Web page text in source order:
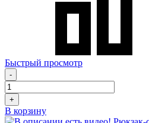
Быстрый просмотр
-
+
В корзину